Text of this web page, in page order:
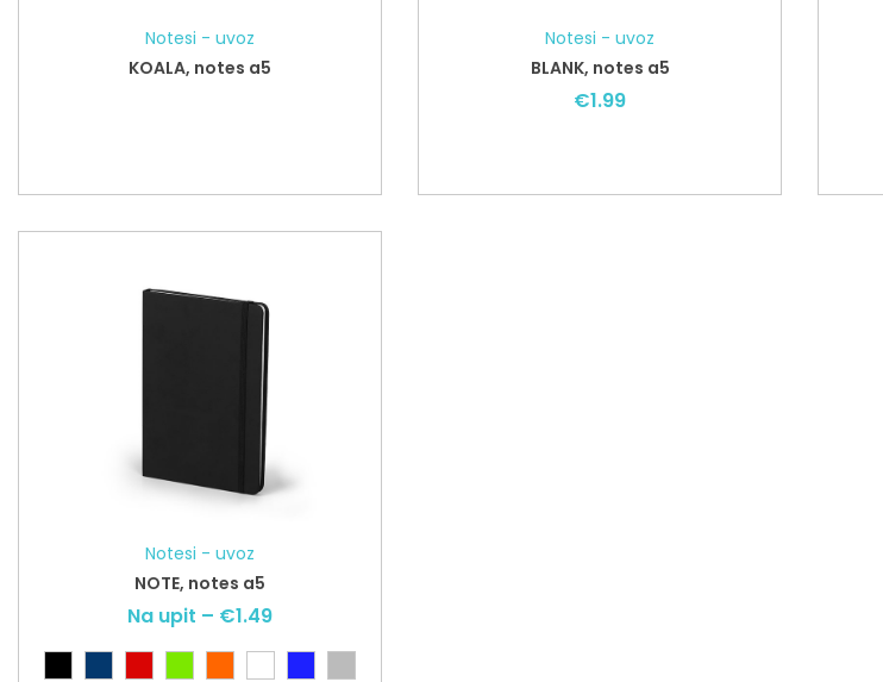
Notesi - uvoz
KOALA, notes a5
Notesi - uvoz
BLANK, notes a5
€1.99
Notesi - uvoz
NOTE, notes a5
Na upit – €1.49